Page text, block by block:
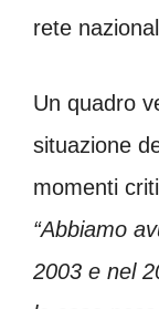
rete
Un quadro
situazione
momenti
“Abbiamo
2003 e nel